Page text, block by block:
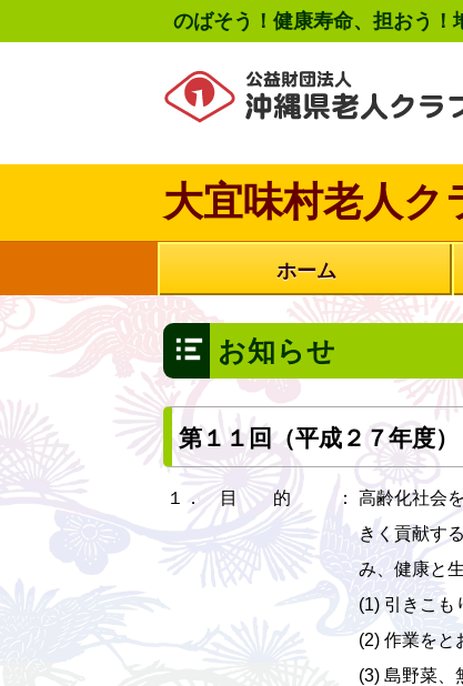
のばそう！健康寿命、担おう！
大宜味村老人ク
ホーム
お知らせ
第１１回（平成２７年度
１． 目 的 ：
高齢化社会
きく貢献す
み、健康と
(1) 引きこも
(2) 作業をと
(3) 島野菜、